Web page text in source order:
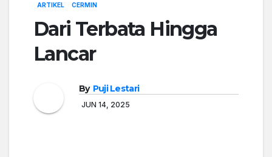
ARTIKEL CERMIN
Dari Terbata Hingga
Lancar
By Puji Lestari
JUN 14, 2025